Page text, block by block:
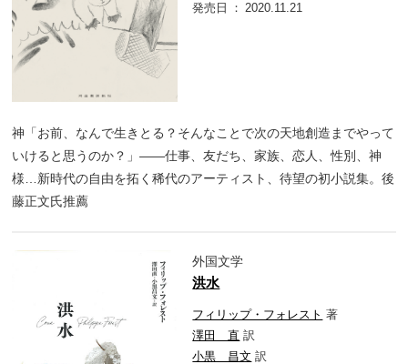
発売日
2020.11.21
神「お前、なんで生きとる？そんなことで次の天地創造までやって
いけると思うのか？」――仕事、友だち、家族、恋人、性別、神
様…新時代の自由を拓く稀代のアーティスト、待望の初小説集。後
藤正文氏推薦
外国文学
洪水
フィリップ・フォレスト 著
澤田 直 訳
小黒 昌文 訳